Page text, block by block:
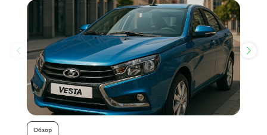
Обзор